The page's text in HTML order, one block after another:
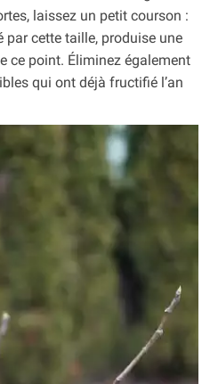
laissez un petit courson :
par cette taille, produise une
ce point. Éliminez également
qui ont déjà fructifié l’an